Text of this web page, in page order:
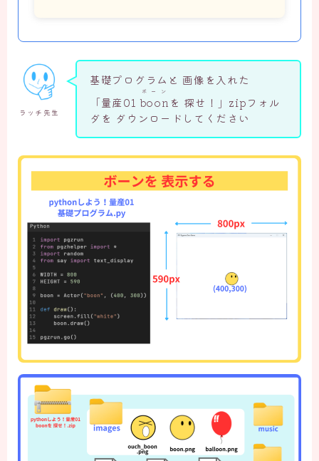
ラッチ先生
基礎プログラムと 画像を入れた
「量産01 boon
ボーン
を 探せ！」zipフォル
ダを ダウンロードしてください